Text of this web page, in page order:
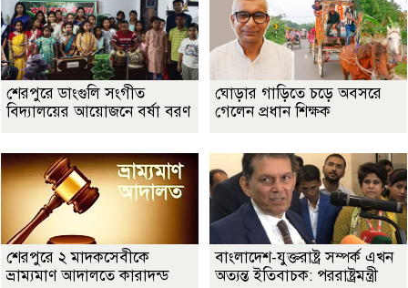
শেরপুরে ডাংগুলি সংগীত
বিদ্যালয়ের আয়োজনে বর্ষা বরণ
ঘোড়ার গাড়িতে চড়ে অবসরে
গেলেন প্রধান শিক্ষক
শেরপুরে ২ মাদকসেবীকে
ভ্রাম্যমাণ আদালতে কারাদন্ড
বাংলাদেশ-যুক্তরাষ্ট্র সম্পর্ক এখন
অত্যন্ত ইতিবাচক: পররাষ্ট্রমন্ত্রী